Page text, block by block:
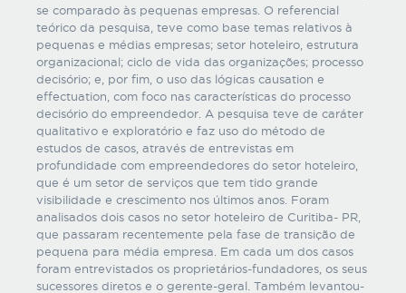
se comparado às pequenas empresas. O referencial
teórico da pesquisa, teve como base temas relativos à
pequenas e médias empresas; setor hoteleiro, estrutura
organizacional; ciclo de vida das organizações; processo
decisório; e, por fim, o uso das lógicas causation e
effectuation, com foco nas características do processo
decisório do empreendedor. A pesquisa teve de caráter
qualitativo e exploratório e faz uso do método de
estudos de casos, através de entrevistas em
profundidade com empreendedores do setor hoteleiro,
que é um setor de serviços que tem tido grande
visibilidade e crescimento nos últimos anos. Foram
analisados dois casos no setor hoteleiro de Curitiba- PR,
que passaram recentemente pela fase de transição de
pequena para média empresa. Em cada um dos casos
foram entrevistados os proprietários-fundadores, os seus
sucessores diretos e o gerente-geral. Também levantou-